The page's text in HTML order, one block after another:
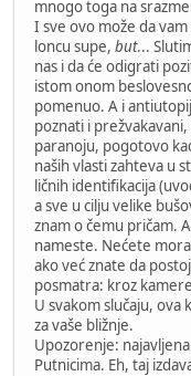
mnogo toga na
I sve ovo može da
loncu supe, but...
nas i da će odigrati
istom onom
pomenuo. A i
poznati i
paranoju, pogotovo
naših vlasti zahteva u
ličnih identifikacija
a sve u cilju velike
znam o čemu pričam.
nameste. Nećete
ako već znate da
posmatra: kroz
U svakom slučaju,
za vaše bližnje.
Upozorenje: najavljena
Putnicima. Eh, taj